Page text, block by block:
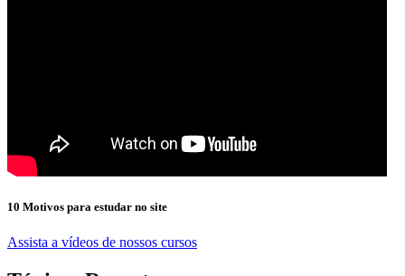
10 Motivos para estudar no site
Assista a vídeos de nossos cursos